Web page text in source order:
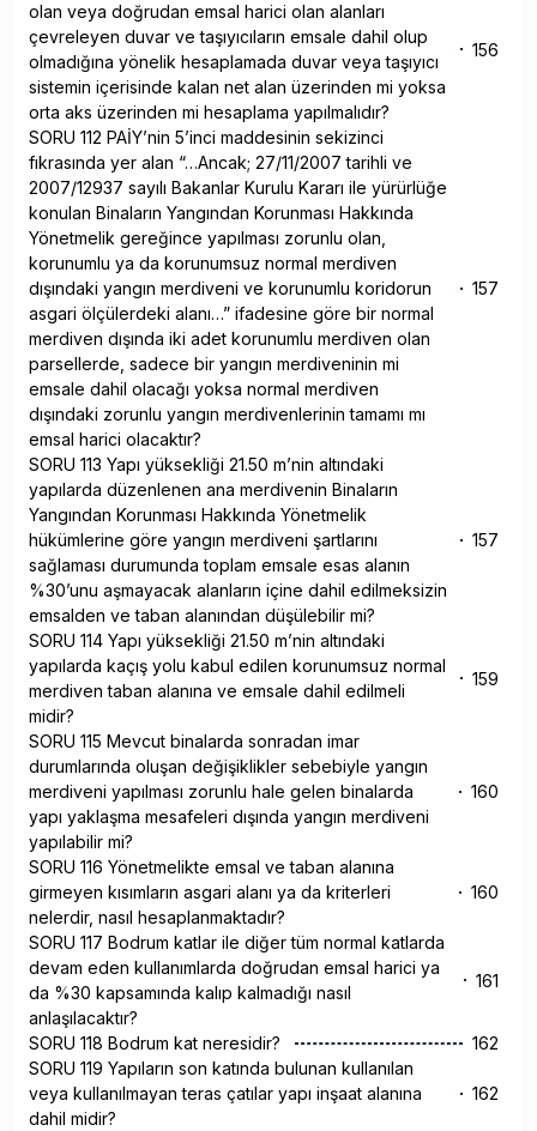
olan veya doğrudan emsal harici olan alanları
çevreleyen duvar ve taşıyıcıların emsale dahil olup
olmadığına yönelik hesaplamada duvar veya taşıyıcı
sistemin içerisinde kalan net alan üzerinden mi yoksa
orta aks üzerinden mi hesaplama yapılmalıdır?
156
SORU 112 PAİY’nin 5’inci maddesinin sekizinci
fıkrasında yer alan “…Ancak; 27/11/2007 tarihli ve
2007/12937 sayılı Bakanlar Kurulu Kararı ile yürürlüğe
konulan Binaların Yangından Korunması Hakkında
Yönetmelik gereğince yapılması zorunlu olan,
korunumlu ya da korunumsuz normal merdiven
dışındaki yangın merdiveni ve korunumlu koridorun
asgari ölçülerdeki alanı…” ifadesine göre bir normal
merdiven dışında iki adet korunumlu merdiven olan
parsellerde, sadece bir yangın merdiveninin mi
emsale dahil olacağı yoksa normal merdiven
dışındaki zorunlu yangın merdivenlerinin tamamı mı
emsal harici olacaktır?
157
SORU 113 Yapı yüksekliği 21.50 m’nin altındaki
yapılarda düzenlenen ana merdivenin Binaların
Yangından Korunması Hakkında Yönetmelik
hükümlerine göre yangın merdiveni şartlarını
sağlaması durumunda toplam emsale esas alanın
%30’unu aşmayacak alanların içine dahil edilmeksizin
emsalden ve taban alanından düşülebilir mi?
157
SORU 114 Yapı yüksekliği 21.50 m’nin altındaki
yapılarda kaçış yolu kabul edilen korunumsuz normal
merdiven taban alanına ve emsale dahil edilmeli
midir?
159
SORU 115 Mevcut binalarda sonradan imar
durumlarında oluşan değişiklikler sebebiyle yangın
merdiveni yapılması zorunlu hale gelen binalarda
yapı yaklaşma mesafeleri dışında yangın merdiveni
yapılabilir mi?
160
SORU 116 Yönetmelikte emsal ve taban alanına
girmeyen kısımların asgari alanı ya da kriterleri
nelerdir, nasıl hesaplanmaktadır?
160
SORU 117 Bodrum katlar ile diğer tüm normal katlarda
devam eden kullanımlarda doğrudan emsal harici ya
da %30 kapsamında kalıp kalmadığı nasıl
anlaşılacaktır?
161
SORU 118 Bodrum kat neresidir?
162
SORU 119 Yapıların son katında bulunan kullanılan
veya kullanılmayan teras çatılar yapı inşaat alanına
dahil midir?
162